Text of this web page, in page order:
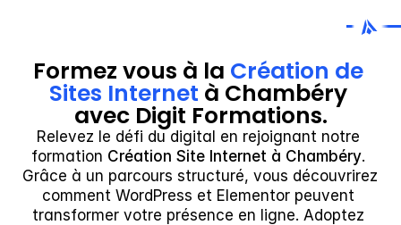
Formez vous à la Création de
Sites Internet à Chambéry
avec Digit Formations.
Relevez le défi du digital en rejoignant notre
formation Création Site Internet à Chambéry.
Grâce à un parcours structuré, vous découvrirez
comment WordPress et Elementor peuvent
transformer votre présence en ligne. Adoptez